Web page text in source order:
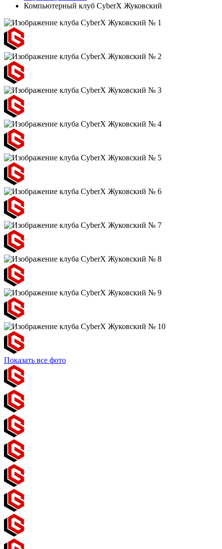
Компьютерный клуб CyberX Жуковский
Показать все фото